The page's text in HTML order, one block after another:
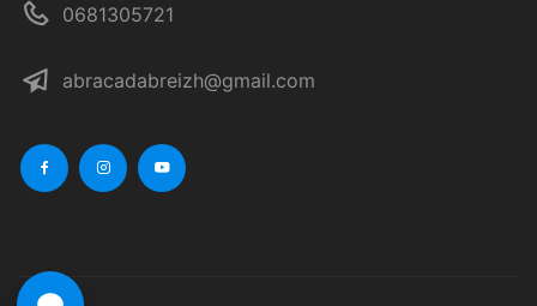
0681305721
abracadabreizh@gmail.com